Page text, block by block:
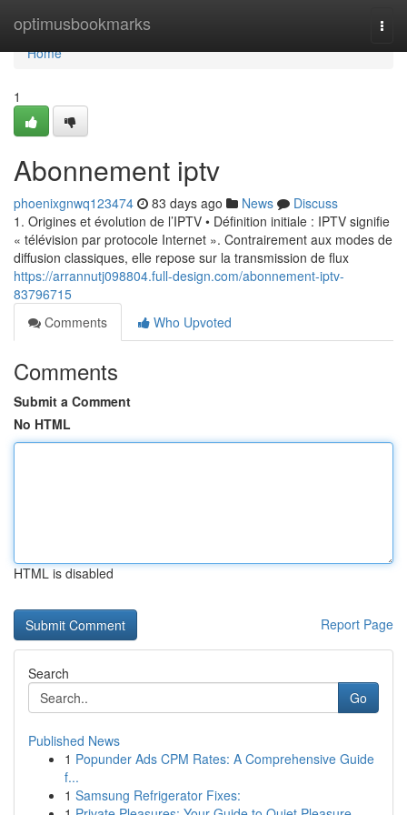
optimusbookmarks
Home
Home
1
Abonnement iptv
phoenixgnwq123474 83 days ago News
Discuss
1. Origines et évolution de l’IPTV • Définition initiale : IPTV signifie
« télévision par protocole Internet ». Contrairement aux modes de
diffusion classiques, elle repose sur la transmission de flux
https://arrannutj098804.full-design.com/abonnement-iptv-
83796715
Comments
Who Upvoted
Comments
Submit a Comment
No HTML
HTML is disabled
Report Page
Search
Go
Published News
1 Popunder Ads CPM Rates: A Comprehensive Guide
f...
1 Samsung Refrigerator Fixes: